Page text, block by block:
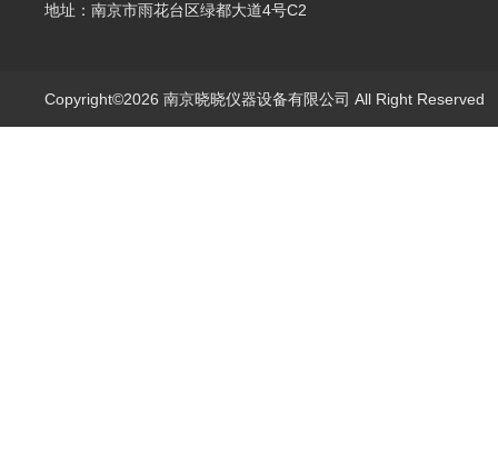
地址：南京市雨花台区绿都大道4号C2
Copyright©2026 南京晓晓仪器设备有限公司 All Right